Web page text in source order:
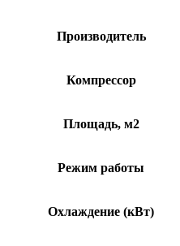
Производитель
Компрессор
Площадь, м2
Режим работы
Охлаждение (кВт)